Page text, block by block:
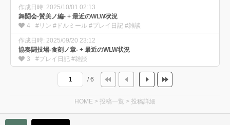
作成日時: 2025/10/01 02:13
舞闘会-賛美ノ編- + 最近のWLW状況
4
#リン #ドルミール #プレイ日記 #雑談
作成日時: 2025/09/20 23:12
協奏闘技場-食刻ノ章- + 最近のWLW状況
3
#プレイ日記 #雑談
/ 6
HOME > 投稿一覧 > 投稿詳細